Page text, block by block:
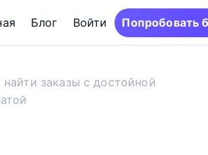
Блог Войти Попробовать
найти заказы с достойной